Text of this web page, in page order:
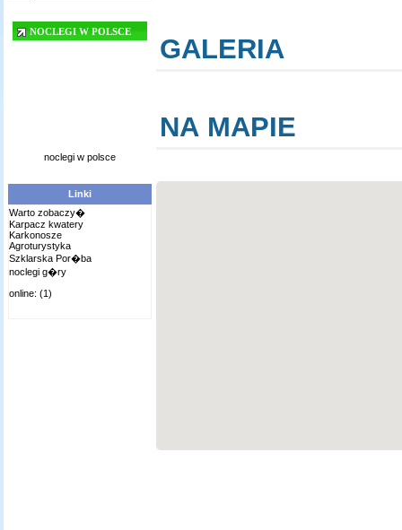
NOCLEGI W POLSCE
noclegi w polsce
Linki
Warto zobaczy�
Karpacz kwatery
Karkonosze
Agroturystyka
Szklarska Por�ba
noclegi g�ry
online: (1)
GALERIA
NA MAPIE